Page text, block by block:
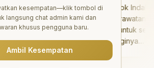
"Aesthetic Pondok Indah
menawarkan perawatan gigi
yang luar biasa untuk semua
orang. Dokter giginya
profesional, ramah, dan
meluangkan waktu untuk
kesempatan—klik tombol di
langsung chat admin kami dan
khusus pengguna baru.
Ambil Kesempatan